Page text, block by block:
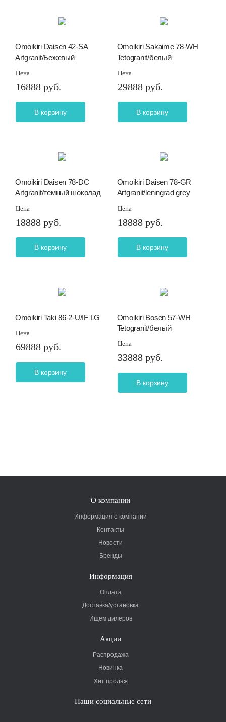
Omoikiri Daisen 42-SA
Artgranit/Бежевый
Цена
16888 руб.
В корзину
Omoikiri Sakaime 78-WH
Tetogranit/белый
Цена
29888 руб.
В корзину
Omoikiri Daisen 78-DC
Artgranit/темный шоколад
Цена
18888 руб.
В корзину
Omoikiri Daisen 78-GR
Artgranit/leningrad grey
Цена
18888 руб.
В корзину
Omoikiri Taki 86-2-U/IF LG
Цена
69888 руб.
В корзину
Omoikiri Bosen 57-WH
Tetogranit/белый
Цена
33888 руб.
В корзину
О компании
Информация о компании
Контакты
Новости
Бренды
Информация
Оплата
Доставка/установка
Ищем дилеров
Акции
Распродажа
Новинка
Хит продаж
Наши социальные сети